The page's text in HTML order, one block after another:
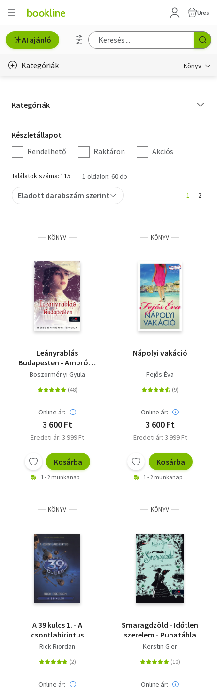
Üres
AI ajánló
Kategóriák Könyv
Erotika
Gyermek- és ifjúsági
Hobbi, szabadidő
Irodalom
Művészet
Szótár, nyelvkönyv
Társadalomtudomány
Természettudomány
Történelem
Kategória
szűrés
Kategóriák
Készletállapot
szűrés
Készletállapot
Rendelhető
Raktáron Akciós
Találatok száma: 115 1 oldalon: 60 db
Eladott darabszám szerint 1 2
KÖNYV
Leányrablás
Budapesten - Ambrózy
báró esetei I. -
Böszörményi Gyula
Online ár:
3 600 Ft
Eredeti ár: 3 999 Ft
Kosárba
1 - 2 munkanap
KÖNYV
Nápolyi vakáció
Fejős Éva
Online ár:
3 600 Ft
Eredeti ár: 3 999 Ft
Kosárba
1 - 2 munkanap
KÖNYV
A 39 kulcs 1. - A
csontlabirintus
Rick Riordan
Online ár:
KÖNYV
Smaragdzöld - Időtlen
szerelem - Puhatábla
Kerstin Gier
Online ár: